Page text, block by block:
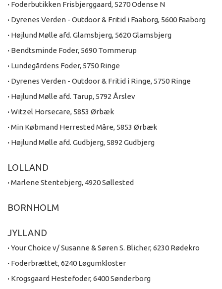
· Foderbutikken Frisbjerggaard, 5270 Odense N
· Dyrenes Verden - Outdoor & Fritid i Faaborg, 5600 Faaborg
· Højlund Mølle afd. Glamsbjerg, 5620 Glamsbjerg
· Bendtsminde Foder, 5690 Tommerup
· Lundegårdens Foder, 5750 Ringe
· Dyrenes Verden - Outdoor & Fritid i Ringe, 5750 Ringe
· Højlund Mølle afd. Tarup, 5792 Årslev
·Witzel Horsecare, 5853 Ørbæk
·Min Købmand Herrested Måre, 5853 Ørbæk
· Højlund Mølle afd. Gudbjerg, 5892 Gudbjerg
LOLLAND
·Marlene Stentebjerg, 4920 Søllested
BORNHOLM
JYLLAND
·Your Choice v/ Susanne & Søren S. Blicher, 6230 Rødekro
· Foderbrættet, 6240 Løgumkloster
· Krogsgaard Hestefoder, 6400 Sønderborg